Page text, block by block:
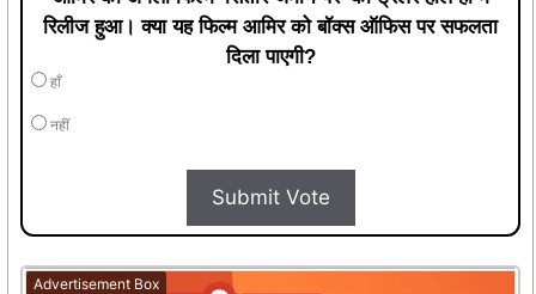
रिलीज हुआ। क्या यह फिल्म आमिर को बॉक्स ऑफिस पर सफलता
दिला पाएगी?
हाँ
नहीं
Submit Vote
Advertisement Box